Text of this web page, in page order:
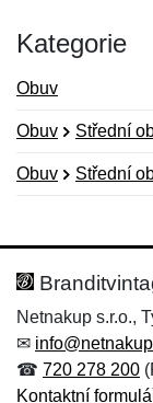
Kategorie
Obuv
Obuv Střední
Obuv Střední
Hodnocení:
Jméno: *
Jméno:
E-mail:*
Netnakup s.r.o.,
✉
☎ 720 278 200
Kontaktní